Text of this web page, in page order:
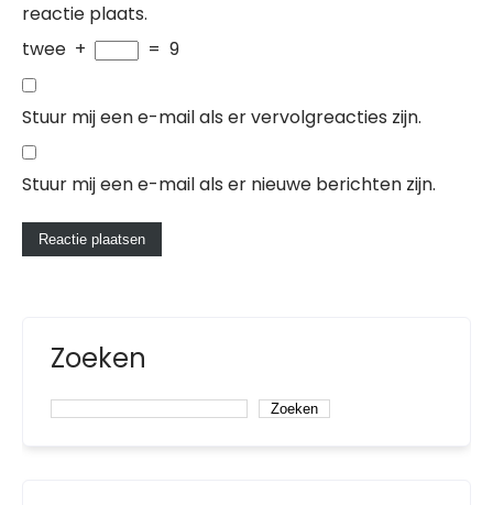
reactie plaats.
twee + = 9
Stuur mij een e-mail als er vervolgreacties zijn.
Stuur mij een e-mail als er nieuwe berichten zijn.
Zoeken
Zoeken